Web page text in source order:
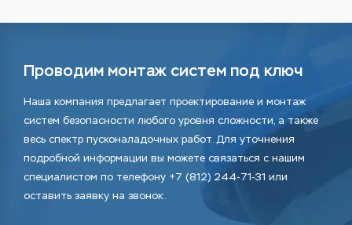
Проводим монтаж систем под ключ
Наша компания предлагает проектирование и монтаж
систем безопасности любого уровня сложности, а также
весь спектр пусконаладочных работ. Для уточнения
подробной информации вы можете связаться с нашим
специалистом по телефону +7 (812) 244-71-31 или
оставить заявку на звонок.